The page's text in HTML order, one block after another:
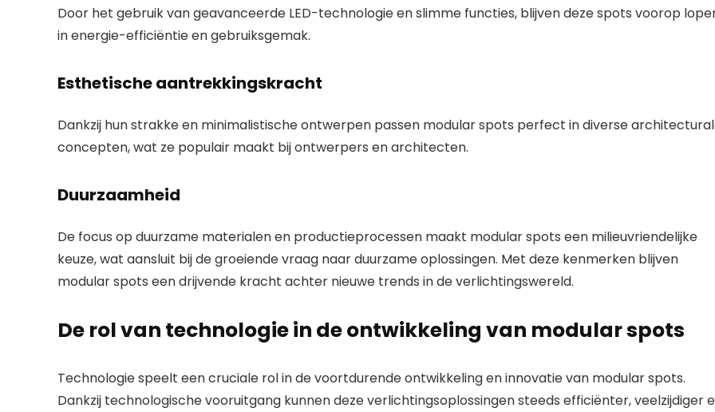
Door het gebruik van geavanceerde LED-technologie en slimme functies, blijven deze spots voorop
in energie-efficiëntie en gebruiksgemak.
Esthetische aantrekkingskracht
Dankzij hun strakke en minimalistische ontwerpen passen modular spots perfect in diverse
concepten, wat ze populair maakt bij ontwerpers en architecten.
Duurzaamheid
De focus op duurzame materialen en productieprocessen maakt modular spots een milieuvriendelijke
keuze, wat aansluit bij de groeiende vraag naar duurzame oplossingen. Met deze kenmerken blijven
modular spots een drijvende kracht achter nieuwe trends in de verlichtingswereld.
De rol van technologie in de ontwikkeling van modular spots
Technologie speelt een cruciale rol in de voortdurende ontwikkeling en innovatie van modular spots.
Dankzij technologische vooruitgang kunnen deze verlichtingsoplossingen steeds efficiënter, veelzijdiger